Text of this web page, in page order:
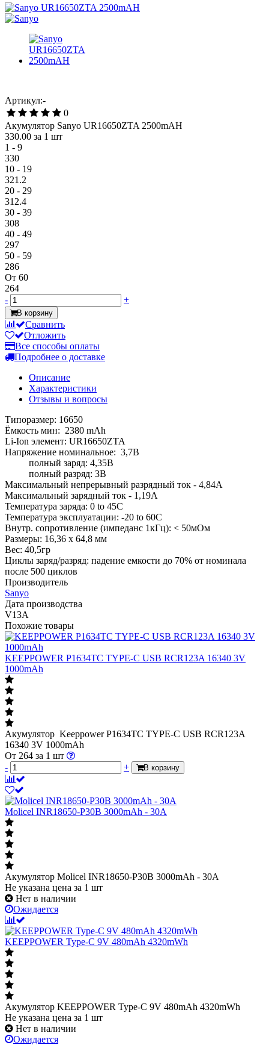
Артикул:-
0
Акумулятор Sanyo UR16650ZTA 2500mAH
330.00 за 1 шт
1 - 9
330
10 - 19
321.2
20 - 29
312.4
30 - 39
308
40 - 49
297
50 - 59
286
От 60
264
-
+
В корзину
Сравнить
Отложить
Все способы оплаты
Подробнее о доставке
Описание
Характеристики
Отзывы и вопросы
Типоразмер: 16650
Ёмкость мин: 2380 mAh
Li-Ion элемент: UR16650ZTA
Напряжение номинальное: 3,7В
полный заряд: 4,35В
полный разряд: 3В
Максимальный непрерывный разрядный ток - 4,84А
Максимальный зарядный ток - 1,19А
Температура заряда: 0 to 45C
Температура эксплуатации: -20 to 60C
Внутр. сопротивление (импеданс 1кГц): < 50мОм
Размеры: 16,36 х 64,8 мм
Вес: 40,5гр
Циклы заряд/разряд: падение емкости до 70% от номинала
после 500 циклов
Производитель
Sanyo
Дата производства
V13A
Похожие товары
KEEPPOWER P1634TC TYPE-C USB RCR123A 16340 3V
1000mAh
Акумулятор Keeppower P1634TC TYPE-C USB RCR123A
16340 3V 1000mAh
От 264 за 1 шт
-
+ В корзину
Molicel INR18650-P30B 3000mAh - 30A
Акумулятор Molicel INR18650-P30B 3000mAh - 30A
Не указана цена за 1 шт
Нет в наличии
Ожидается
KEEPPOWER Type-C 9V 480mAh 4320mWh
Акумулятор KEEPPOWER Type-C 9V 480mAh 4320mWh
Не указана цена за 1 шт
Нет в наличии
Ожидается